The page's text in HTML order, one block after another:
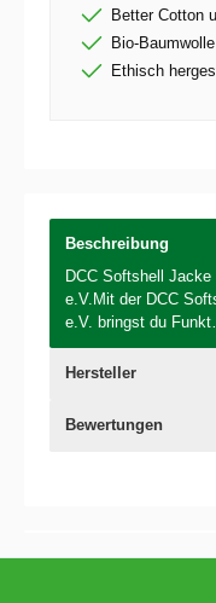
Better Cotton
Bio-Baumwolle
Ethisch
Beschreibung
DCC Softshell Jacke
e.V.Mit der DCC
e.V. bringst du
Hersteller
Bewertungen